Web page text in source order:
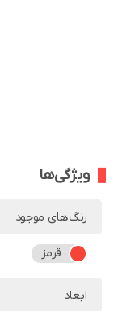
ویژگی‌ها
رنگ‌های موجود
قرمز
ابعاد